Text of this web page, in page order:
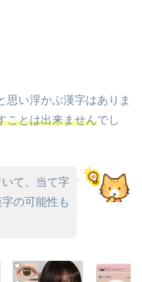
思い浮かぶ漢字はありま
ことは出来ませんでし
て、当て字
の可能性も